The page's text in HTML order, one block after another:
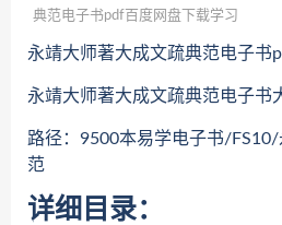
典范电子书pdf百度网盘下载学习
永靖大师著大成文疏典范电子书
永靖大师著大成文疏典范电子书
路径：9500本易学电子书/
范
详细目录：